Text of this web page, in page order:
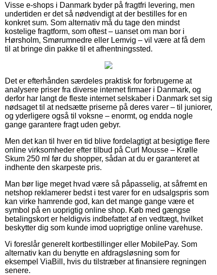
Visse e-shops i Danmark byder på fragtfri levering, men
undertiden er det så nødvendigt at der bestilles for en
konkret sum. Som alternativ må du tage den mindst
kostelige fragtform, som oftest – uanset om man bor i
Hørsholm, Smørumnedre eller Lemvig – vil være at få dem
til at bringe din pakke til et afhentningssted.
Det er efterhånden særdeles praktisk for forbrugerne at
analysere priser fra diverse internet firmaer i Danmark, og
derfor har langt de fleste internet selskaber i Danmark set sig
nødsaget til at nedsætte priserne på deres varer – til juniorer,
og yderligere også til voksne – enormt, og endda nogle
gange garantere fragt uden gebyr.
Men det kan til hver en tid blive fordelagtigt at besigtige flere
online virksomheder efter tilbud på Curl Mousse – Krølle
Skum 250 ml før du shopper, sådan at du er garanteret at
indhente den skarpeste pris.
Man bør lige meget hvad være så påpasselig, at såfremt en
netshop reklamerer bedst i test varer for en udsalgspris som
kan virke hamrende god, kan det mange gange være et
symbol på en uoprigtig online shop. Køb med gængse
betalingskort er heldigvis indbefattet af en vedtægt, hvilket
beskytter dig som kunde imod uoprigtige online varehuse.
Vi foreslår generelt kortbestillinger eller MobilePay. Som
alternativ kan du benytte en afdragsløsning som for
eksempel ViaBill, hvis du tilstræber at finansiere regningen
senere.